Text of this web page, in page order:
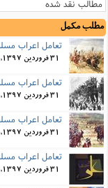
مطالب نقد شده
مطلب مکمل
تعامل اعراب مسلمان و
31 فروردین 1397, 12:12
31 فروردین 1397, 12:40
تعامل اعراب مسلمان و ایرانیان (3)
31 فروردین 1397, 12:49
تعامل اعراب مسلمان و ایرانیان
31 فروردین 1397, 13:13